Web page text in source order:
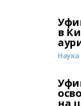
в
Наука
на